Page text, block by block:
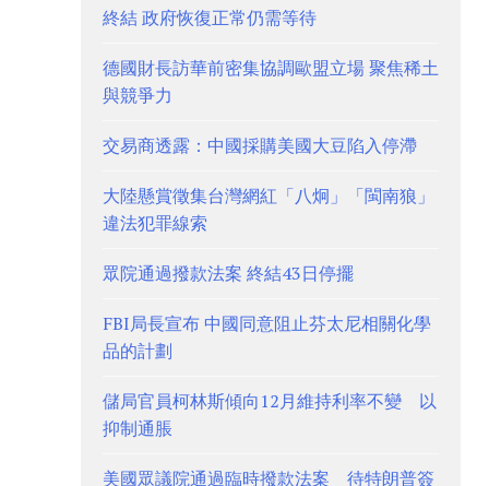
終結 政府恢復正常仍需等待
德國財長訪華前密集協調歐盟立場 聚焦稀土
與競爭力
交易商透露：中國採購美國大豆陷入停滯
大陸懸賞徵集台灣網紅「八炯」「閩南狼」
違法犯罪線索
眾院通過撥款法案 終結43日停擺
FBI局長宣布 中國同意阻止芬太尼相關化學
品的計劃
儲局官員柯林斯傾向12月維持利率不變 以
抑制通脹
美國眾議院通過臨時撥款法案 待特朗普簽